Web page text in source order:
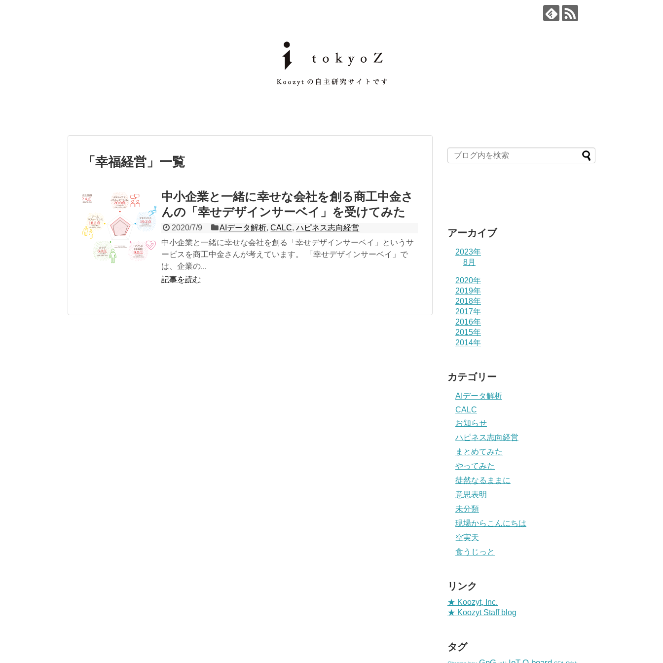
「 幸福経営 」 一覧
中小企業と一緒に幸せな会社を創る商工中金さ
んの「幸せデザインサーベイ」を受けてみた
2020/7/9 AIデータ解析,CALC,ハピネス志向経営
中小企業と一緒に幸せな会社を創る「幸せデザインサーベイ」というサ
ービスを商工中金さんが考えています。 「幸せデザインサーベイ」で
は、企業の...
記事を読む
アーカイブ
2023年
8月
2020年
2019年
2018年
2017年
2016年
2015年
2014年
カテゴリー
AIデータ解析
CALC
お知らせ
ハピネス志向経営
まとめてみた
やってみた
徒然なるままに
意思表明
未分類
現場からこんにちは
空実天
食うじっと
リンク
★ Koozyt, Inc.
★ Koozyt Staff blog
タグ